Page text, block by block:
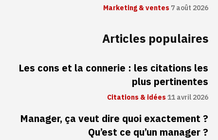
Marketing & ventes7 août 2026
Articles populaires
Les cons et la connerie : les citations les
plus pertinentes
Citations & idées11 avril 2026
Manager, ça veut dire quoi exactement ?
Qu’est ce qu’un manager ?